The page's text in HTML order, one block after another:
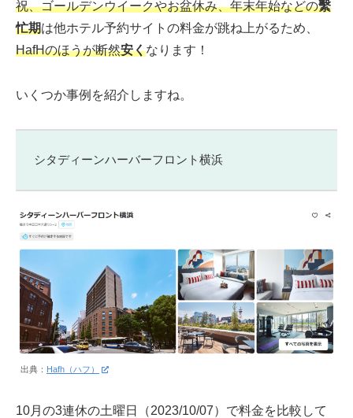
祝、ゴールデンウイークやお盆休み、年末年始などの繫
忙期は他ホテル予約サイトの料金が跳ね上がるため、
HafHのほうが断然安くなります！
いくつか事例を紹介しますね。
シタディーンハーバーフロント横浜
出典： Hafh（ハフ）
10月の3連休の土曜日（2023/10/07）で料金を比較して